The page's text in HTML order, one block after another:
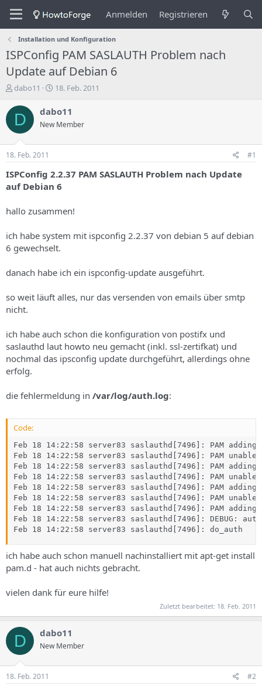
Anmelden Registrieren
Installation und Konfiguration
ISPConfig PAM SASLAUTH Problem nach
Update auf Debian 6
E
s
e
e
r
d
e
T
e
m
a
dabo11
E
s
e
n
g
s
a
u
m
18. Feb. 2011
D dabo11
New Member
18. Feb. 2011 #1
ISPConfig 2.2.37 PAM SASLAUTH Problem nach Update
auf Debian 6
hallo zusammen!
ich habe system mit ispconfig 2.2.37 von debian 5 auf debian
6 gewechselt.
danach habe ich ein ispconfig-update ausgeführt.
so weit läuft alles, nur das versenden von emails über smtp
nicht.
ich habe auch schon die konfiguration von postifx und
saslauthd laut howto neu gemacht (inkl. ssl-zertifkat) und
nochmal das ipsconfig update durchgeführt, allerdings ohne
erfolg.
die fehlermeldung in /var/log/auth.log:
Code:
Feb 18 14:22:58 server83 saslauthd[7496]: PAM
Feb 18 14:22:58 server83 saslauthd[7496]: PAM
Feb 18 14:22:58 server83 saslauthd[7496]: PAM
Feb 18 14:22:58 server83 saslauthd[7496]: PAM
Feb 18 14:22:58 server83 saslauthd[7496]: PAM
Feb 18 14:22:58 server83 saslauthd[7496]: PAM
Feb 18 14:22:58 server83 saslauthd[7496]: PAM
Feb 18 14:22:58 server83 saslauthd[7496]: DEBUG:
Feb 18 14:22:58 server83 saslauthd[7496]: do_auth
ich habe auch schon manuell nachinstalliert mit apt-get install
pam.d - hat auch nichts gebracht.
vielen dank für eure hilfe!
Zuletzt bearbeitet: 18. Feb. 2011
D dabo11
New Member
18. Feb. 2011 #2